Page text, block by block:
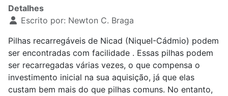
Detalhes
Escrito por: Newton C. Braga
Pilhas recarregáveis de Nicad (NiqueI-Cádmio) podem
ser encontradas com facilidade . Essas pilhas podem
ser recarregadas várias vezes, o que compensa o
investimento inicial na sua aquisição, já que elas
custam bem mais do que pilhas comuns. No entanto,